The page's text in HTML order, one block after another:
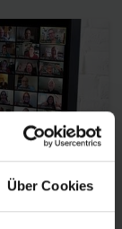
Über Cookies